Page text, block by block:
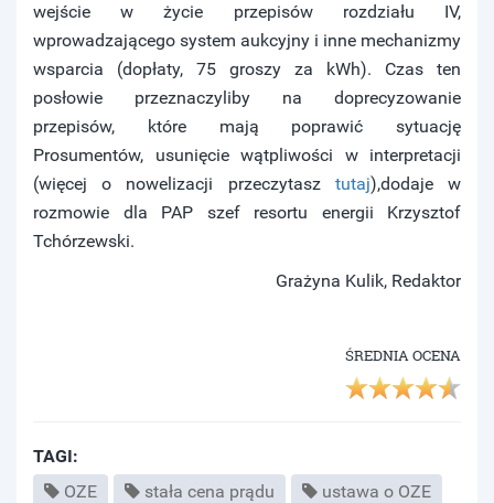
wejście w życie przepisów rozdziału IV,
wprowadzającego system aukcyjny i inne mechanizmy
wsparcia (dopłaty, 75 groszy za kWh). Czas ten
posłowie przeznaczyliby na doprecyzowanie
przepisów, które mają poprawić sytuację
Prosumentów, usunięcie wątpliwości w interpretacji
(więcej o nowelizacji przeczytasz tutaj),dodaje w
rozmowie dla PAP szef resortu energii Krzysztof
Tchórzewski.
Grażyna Kulik, Redaktor
ŚREDNIA OCENA
TAGI:
OZE
stała cena prądu ustawa o OZE